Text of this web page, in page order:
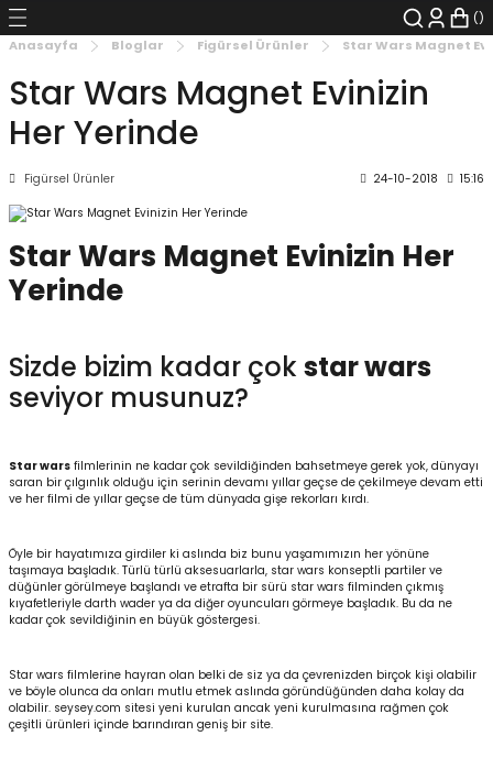
Mug
Kit
Roman
Kitaplar
Gelişim Kitapları
Blu-RAY
Anasayfa Bloglar Figürsel Ürünler Star Wars Magnet
Star Wars Magnet Evinizin
Her Yerinde
Figürsel Ürünler 24-10-2018 15:16
Star Wars Magnet Evinizin Her
Yerinde
Sizde bizim kadar çok star wars
seviyor musunuz?
Star wars filmlerinin ne kadar çok sevildiğinden bahsetmeye gerek yok, dünyayı
saran bir çılgınlık olduğu için serinin devamı yıllar geçse de çekilmeye devam etti
ve her filmi de yıllar geçse de tüm dünyada gişe rekorları kırdı.
Öyle bir hayatımıza girdiler ki aslında biz bunu yaşamımızın her yönüne
taşımaya başladık. Türlü türlü aksesuarlarla, star wars konseptli partiler ve
düğünler görülmeye başlandı ve etrafta bir sürü star wars filminden çıkmış
kıyafetleriyle darth wader ya da diğer oyuncuları görmeye başladık. Bu da ne
kadar çok sevildiğinin en büyük göstergesi.
Star wars filmlerine hayran olan belki de siz ya da çevrenizden birçok kişi olabilir
ve böyle olunca da onları mutlu etmek aslında göründüğünden daha kolay da
olabilir. seysey.com sitesi yeni kurulan ancak yeni kurulmasına rağmen çok
çeşitli ürünleri içinde barındıran geniş bir site.